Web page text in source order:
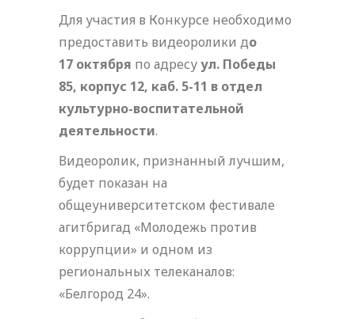
Для участия в Конкурсе необходимо
предоставить видеоролики до
17 октября по адресуул. Победы
85, корпус 12, каб. 5-11 в отдел
культурно-воспитательной
деятельности.
Видеоролик, признанный лучшим,
будет показан на
общеуниверситетском фестивале
агитбригад «Молодежь против
коррупции» и одном из
региональных телеканалов:
«Белгород 24».